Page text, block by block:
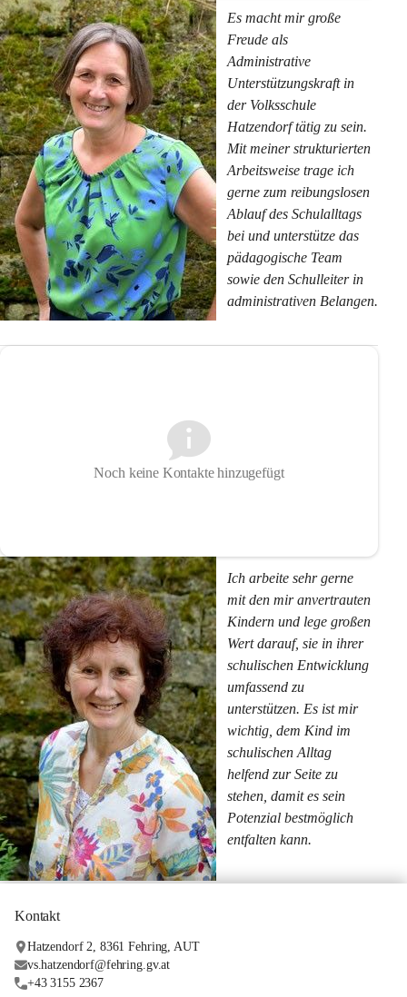
Es macht mir große
Freude als
Administrative
Unterstützungskraft in
der Volksschule
Hatzendorf tätig zu sein.
Mit meiner strukturierten
Arbeitsweise trage ich
gerne zum reibungslosen
Ablauf des Schulalltags
bei und unterstütze das
pädagogische Team
sowie den Schulleiter in
administrativen Belangen.
Noch keine Kontakte hinzugefügt
Ich arbeite sehr gerne
mit den mir anvertrauten
Kindern und lege großen
Wert darauf, sie in ihrer
schulischen Entwicklung
umfassend zu
unterstützen. Es ist mir
wichtig, dem Kind im
schulischen Alltag
helfend zur Seite zu
stehen, damit es sein
Potenzial bestmöglich
entfalten kann.
Kontakt
Hatzendorf 2, 8361 Fehring, AUT
vs.hatzendorf@fehring.gv.at
+43 3155 2367